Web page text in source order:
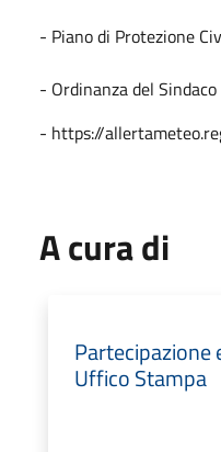
- Piano di Protezione
- Ordinanza del
- https://
A cura di
Partecipazione
Uffico Stampa